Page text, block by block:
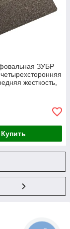
ЗУБР
жесткость,
Купить